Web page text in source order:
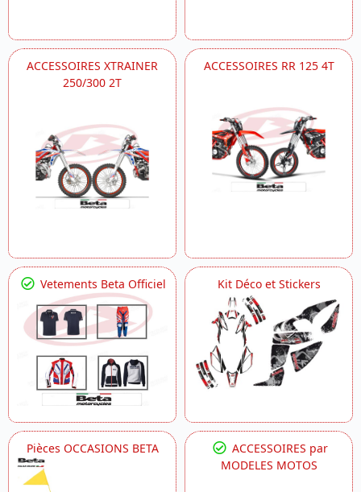
ACCESSOIRES XTRAINER
250/300 2T
ACCESSOIRES RR 125 4T
Vetements Beta Officiel Kit Déco et Stickers
Pièces OCCASIONS BETA
ACCESSOIRES par
MODELES MOTOS